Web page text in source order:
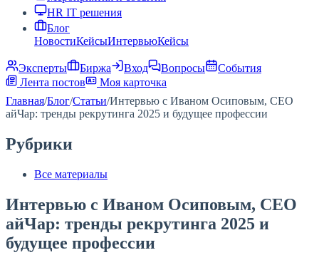
HR IT решения
Блог
НовостиКейсыИнтервьюКейсы
Эксперты Биржа Вход Вопросы
События
Лента постов
Моя карточка
Главная/Блог/Статьи/Интервью с Иваном Осиповым, CEO
айЧар: тренды рекрутинга 2025 и будущее профессии
Рубрики
Все материалы
Интервью с Иваном Осиповым, CEO
айЧар: тренды рекрутинга 2025 и
будущее профессии